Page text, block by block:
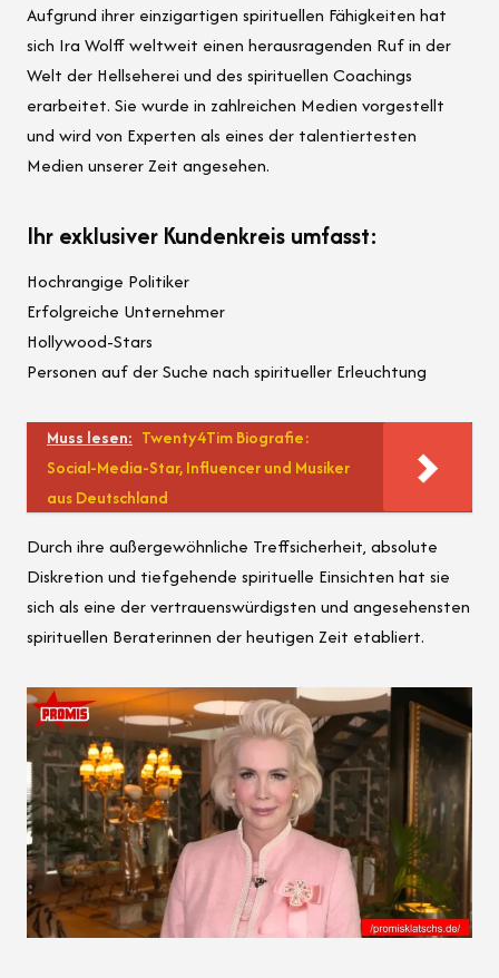
Aufgrund ihrer einzigartigen spirituellen Fähigkeiten hat
sich Ira Wolff weltweit einen herausragenden Ruf in der
Welt der Hellseherei und des spirituellen Coachings
erarbeitet. Sie wurde in zahlreichen Medien vorgestellt
und wird von Experten als eines der talentiertesten
Medien unserer Zeit angesehen.
Ihr exklusiver Kundenkreis umfasst:
Hochrangige Politiker
Erfolgreiche Unternehmer
Hollywood-Stars
Personen auf der Suche nach spiritueller Erleuchtung
Muss lesen: Twenty4Tim Biografie:
Social-Media-Star, Influencer und Musiker
aus Deutschland
Durch ihre außergewöhnliche Treffsicherheit, absolute
Diskretion und tiefgehende spirituelle Einsichten hat sie
sich als eine der vertrauenswürdigsten und angesehensten
spirituellen Beraterinnen der heutigen Zeit etabliert.